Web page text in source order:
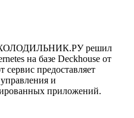
ХОЛОДИЛЬНИК.РУ решил
на базе Deckhouse от
сервис предоставляет
и
приложений.